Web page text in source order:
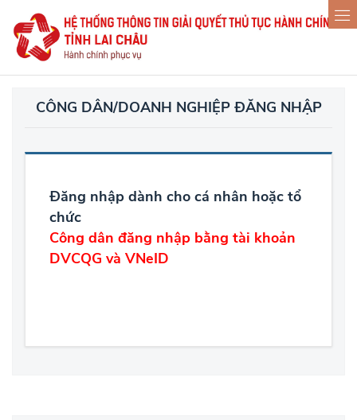
CÔNG DÂN/DOANH NGHIỆP ĐĂNG NHẬP
Đăng nhập dành cho cá nhân hoặc tổ
chức
Công dân đăng nhập bằng tài khoản
DVCQG và VNeID